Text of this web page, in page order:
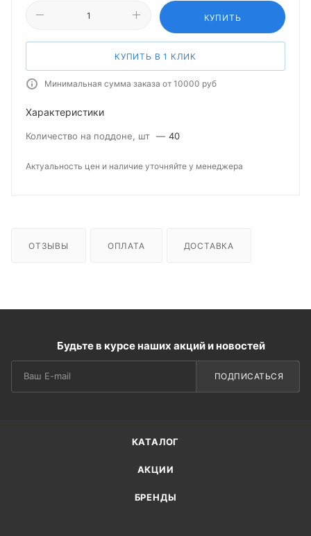
КУПИТЬ
КУПИТЬ В 1 КЛИК
Минимальная сумма заказа от 10000 руб
Характеристики
Количество на поддоне, шт — 40
Актуальность цен и наличие уточняйте у менеджера
ОТЗЫВЫ ОПЛАТА ДОСТАВКА
Будьте в курсе наших акций и новостей
ПОДПИСАТЬСЯ
КАТАЛОГ
АКЦИИ
БРЕНДЫ